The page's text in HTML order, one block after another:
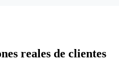
reales de clientes